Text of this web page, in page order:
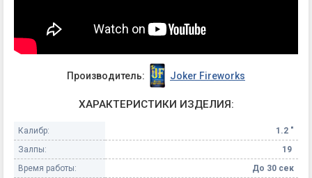
Производитель: Joker Fireworks
ХАРАКТЕРИСТИКИ ИЗДЕЛИЯ:
Калибр:
1.2 "
Залпы:
19
Время работы:
До 30 сек